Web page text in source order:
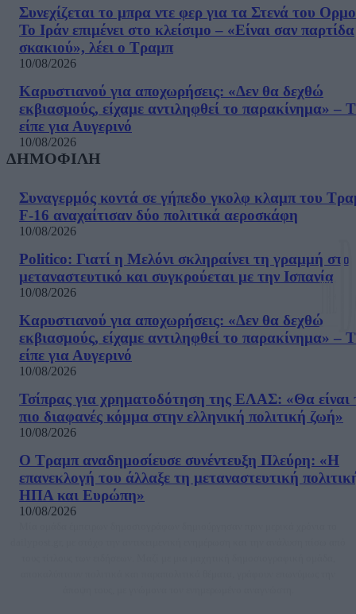
Συνεχίζεται το μπρα ντε φερ για τα Στενά του
Το Ιράν επιμένει στο κλείσιμο – «Είναι σαν παρτίδα
σκακιού», λέει ο Τραμπ
10/08/2026
Καρυστιανού για αποχωρήσεις: «Δεν θα δεχθώ
εκβιασμούς, είχαμε αντιληφθεί το παρακίνημα» –
είπε για Αυγερινό
10/08/2026
ΔΗΜΟΦΙΛΗ
Συναγερμός κοντά σε γήπεδο γκολφ κλαμπ του
F-16 αναχαίτισαν δύο πολιτικά αεροσκάφη
10/08/2026
Politico: Γιατί η Μελόνι σκληραίνει τη γραμμή στο
μεταναστευτικό και συγκρούεται με την Ισπανία
10/08/2026
Καρυστιανού για αποχωρήσεις: «Δεν θα δεχθώ
εκβιασμούς, είχαμε αντιληφθεί το παρακίνημα» –
είπε για Αυγερινό
10/08/2026
Τσίπρας για χρηματοδότηση της ΕΛΑΣ: «Θα είναι
πιο διαφανές κόμμα στην ελληνική πολιτική ζωή»
10/08/2026
Ο Τραμπ αναδημοσίευσε συνέντευξη Πλεύρη: «Η
επανεκλογή του άλλαξε τη μεταναστευτική
ΗΠΑ και Ευρώπη»
10/08/2026